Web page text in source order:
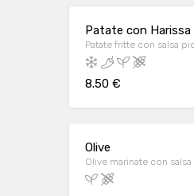
Patate con Harissa
Patate fritte con salsa
8.50 €
Olive
Olive marinate con